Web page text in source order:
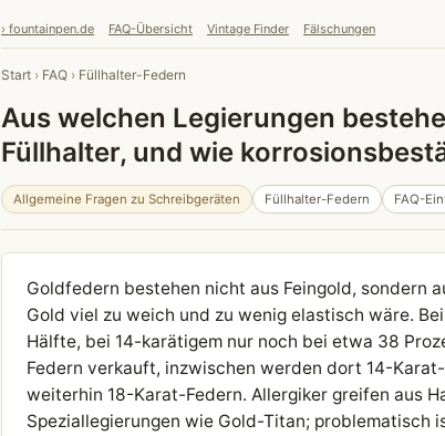
› fountainpen.de FAQ-Übersicht Vintage Finder Fälschungen
Start › FAQ › Füllhalter-Federn
Aus welchen Legierungen
Füllhalter, und wie
Allgemeine Fragen zu Schreibgeräten Füllhalter-Federn FAQ-
Goldfedern bestehen nicht aus Feingold, sondern
Gold viel zu weich und zu wenig elastisch wäre.
Hälfte, bei 14-karätigem nur noch bei etwa 38
Federn verkauft, inzwischen werden dort 14-
weiterhin 18-Karat-Federn. Allergiker greifen aus
Speziallegierungen wie Gold-Titan; problematisch